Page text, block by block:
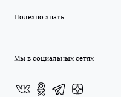
Полезно знать
Мы в социальных сетях